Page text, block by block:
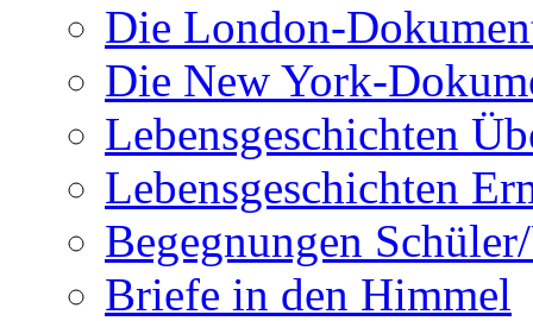
Die London-
Die New York-
Lebensgeschichten
Lebensgeschichten
Begegnungen
Briefe in den Himmel